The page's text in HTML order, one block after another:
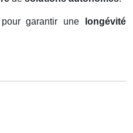
garantir une
longévité